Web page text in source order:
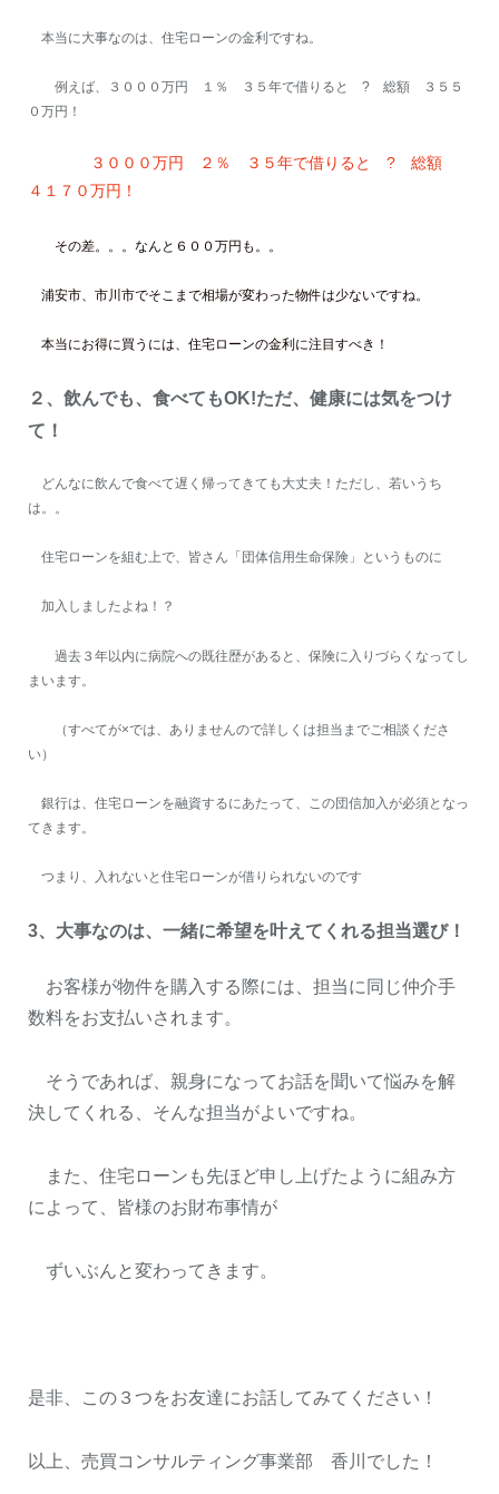
本当に大事なのは、住宅ローンの金利ですね。
例えば、３０００万円 １％ ３５年で借りると ? 総額 ３５５
０万円！
３０００万円 ２％ ３５年で借りると ? 総額
４１７０万円！
その差。。。なんと６００万円も。。
浦安市、市川市でそこまで相場が変わった物件は少ないですね。
本当にお得に買うには、住宅ローンの金利に注目すべき！
２、飲んでも、食べてもOK!ただ、健康には気をつけ
て！
どんなに飲んで食べて遅く帰ってきても大丈夫！ただし、若いうち
は。。
住宅ローンを組む上で、皆さん「団体信用生命保険」というものに
加入しましたよね！？
過去３年以内に病院への既往歴があると、保険に入りづらくなってし
まいます。
（すべてが×では、ありませんので詳しくは担当までご相談くださ
い）
銀行は、住宅ローンを融資するにあたって、この団信加入が必須となっ
てきます。
つまり、入れないと住宅ローンが借りられないのです
3、大事なのは、一緒に希望を叶えてくれる担当選び！
お客様が物件を購入する際には、担当に同じ仲介手
数料をお支払いされます。
そうであれば、親身になってお話を聞いて悩みを解
決してくれる、そんな担当がよいですね。
また、住宅ローンも先ほど申し上げたように組み方
によって、皆様のお財布事情が
ずいぶんと変わってきます。
是非、この３つをお友達にお話してみてください！
以上、売買コンサルティング事業部 香川でした！